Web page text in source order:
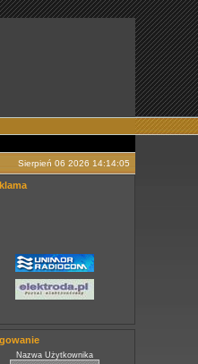
Sierpień 06 2026 14:14:05
Nazwa Użytkownika